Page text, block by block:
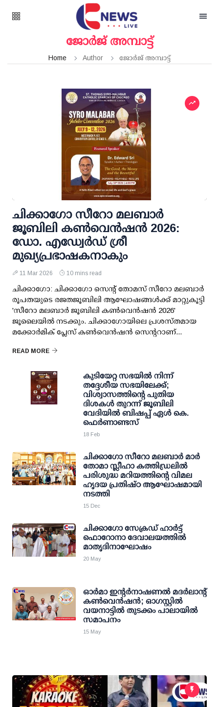
ജോർജ് അമ്പാട്ട്
Home Author ജോർജ് അമ്പാട്ട്
ചിക്കാഗോ സീറോ മലബാർ
ജൂബിലി കൺവെൻഷൻ 2026:
ഡോ. എഡ്വേർഡ് ശ്രീ
മുഖ്യപ്രഭാഷകനാകും
11 Mar 2026 10 mins read
ചിക്കാഗോ: ചിക്കാഗോ സെന്റ് തോമസ് സീറോ മലബാർ
രൂപതയുടെ രജതജൂബിലി ആഘോഷങ്ങൾക്ക് മാറ്റുകൂട്ടി
'സീറോ മലബാർ ജൂബിലി കൺവെൻഷൻ 2026'
ജൂലൈയിൽ നടക്കും. ചിക്കാഗോയിലെ പ്രശസ്തമായ
മക്കോർമിക് പ്ലേസ് കൺവെൻഷൻ സെന്ററാണ്...
READ MORE
കുടിയേറ്റ സഭയിൽ നിന്ന്
തദ്ദേശീയ സഭയിലേക്ക്;
വിശ്വാസത്തിന്റെ പുതിയ
ദിശകൾ തുറന്ന് ജൂബിലി
വേദിയിൽ ബിഷപ്പ് ഏൾ കെ.
ഫെർണാണ്ടസ്
18 Feb
ചിക്കാഗോ സീറോ മലബാർ മാർ
തോമാ സ്ലീഹാ കത്തിഡ്രലിൽ
പരിശുദ്ധ മറിയത്തിന്റെ വിമല
ഹൃദയ പ്രതിഷ്ഠ ആഘോഷമായി
നടത്തി
15 Dec
ചിക്കാഗോ സേക്രഡ് ഹാർട്ട്
ഫൊറോനാ ദേവാലയത്തിൽ
മാതൃദിനാഘോഷം
20 May
ഓർമാ ഇൻ്റർനാഷണൽ മദർലാൻ്റ്
കൺവെൻഷൻ; ഓഗസ്റ്റിൽ
വയനാട്ടിൽ തുടക്കം പാലായിൽ
സമാപനം
15 May